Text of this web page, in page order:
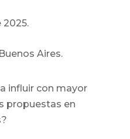
2025.
Aires.
influir con mayor
propuestas en
?